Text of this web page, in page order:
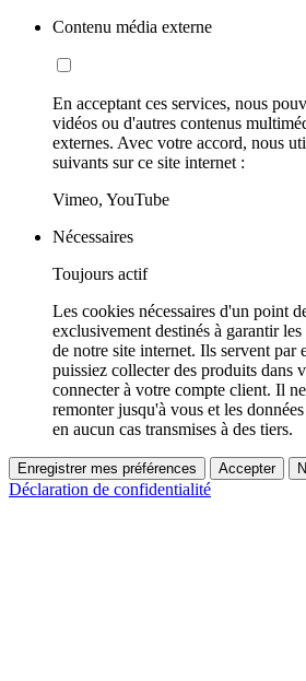
Contenu média externe
En acceptant ces services, nous
vidéos ou d'autres contenus
externes. Avec votre accord, nous
suivants sur ce site internet :
Vimeo, YouTube
Nécessaires
Toujours actif
Les cookies nécessaires d'un point
exclusivement destinés à garantir
de notre site internet. Ils servent par
puissiez collecter des produits dans
connecter à votre compte client. Il
remonter jusqu'à vous et les
en aucun cas transmises à des tiers.
Enregistrer mes préférences Accepter
Déclaration de confidentialité